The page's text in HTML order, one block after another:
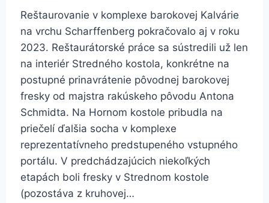
Reštaurovanie v komplexe barokovej Kalvárie
na vrchu Scharffenberg pokračovalo aj v roku
2023. Reštaurátorské práce sa sústredili už len
na interiér Stredného kostola, konkrétne na
postupné prinavrátenie pôvodnej barokovej
fresky od majstra rakúskeho pôvodu Antona
Schmidta. Na Hornom kostole pribudla na
priečelí ďalšia socha v komplexe
reprezentatívneho predstupeného vstupného
portálu. V predchádzajúcich niekoľkých
etapách boli fresky v Strednom kostole
(pozostáva z kruhovej…